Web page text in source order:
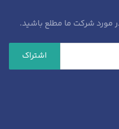
مورد شرکت ما مطلع باشید.